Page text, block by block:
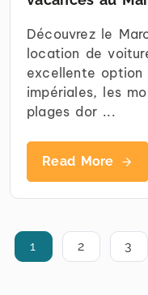
Découvrez le
location de
excellente option
impériales, les
plages dor ...
Read More
1 2 3